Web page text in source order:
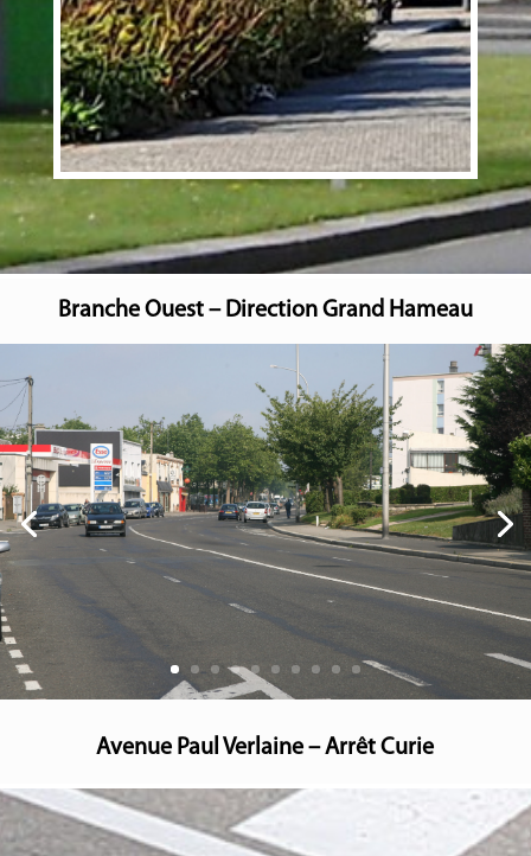
Branche Ouest – Direction Grand Hameau
Avenue Paul Verlaine – Arrêt Curie